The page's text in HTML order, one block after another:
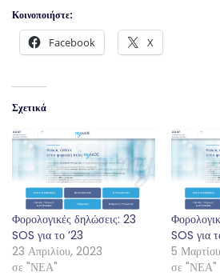
Κοινοποιήστε:
Facebook X
Σχετικά
Φορολογικές δηλώσεις: 23
SOS για το ’23
23 Απριλίου, 2023
σε "ΝΕΑ"
SOS για
5
σε "ΝΕΑ"